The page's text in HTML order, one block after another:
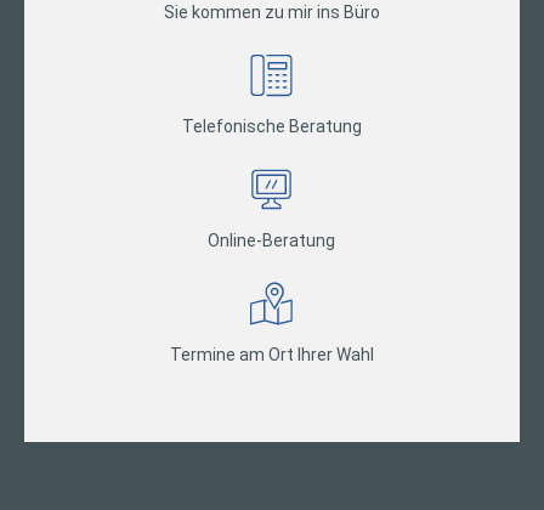
Sie kommen zu mir ins Büro
Telefonische Beratung
Online-Beratung
Termine am Ort Ihrer Wahl